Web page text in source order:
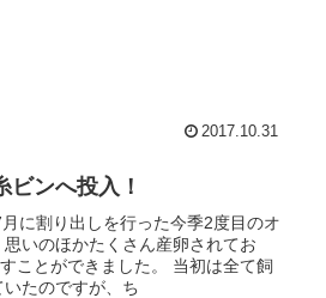
2017.10.31
ビンへ投入！
に割り出しを行った今季2度目のオ
いのほかたくさん産卵されてお
ことができました。 当初は全て飼
たのですが、ち